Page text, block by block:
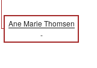
Ane Marie Thomsen
-